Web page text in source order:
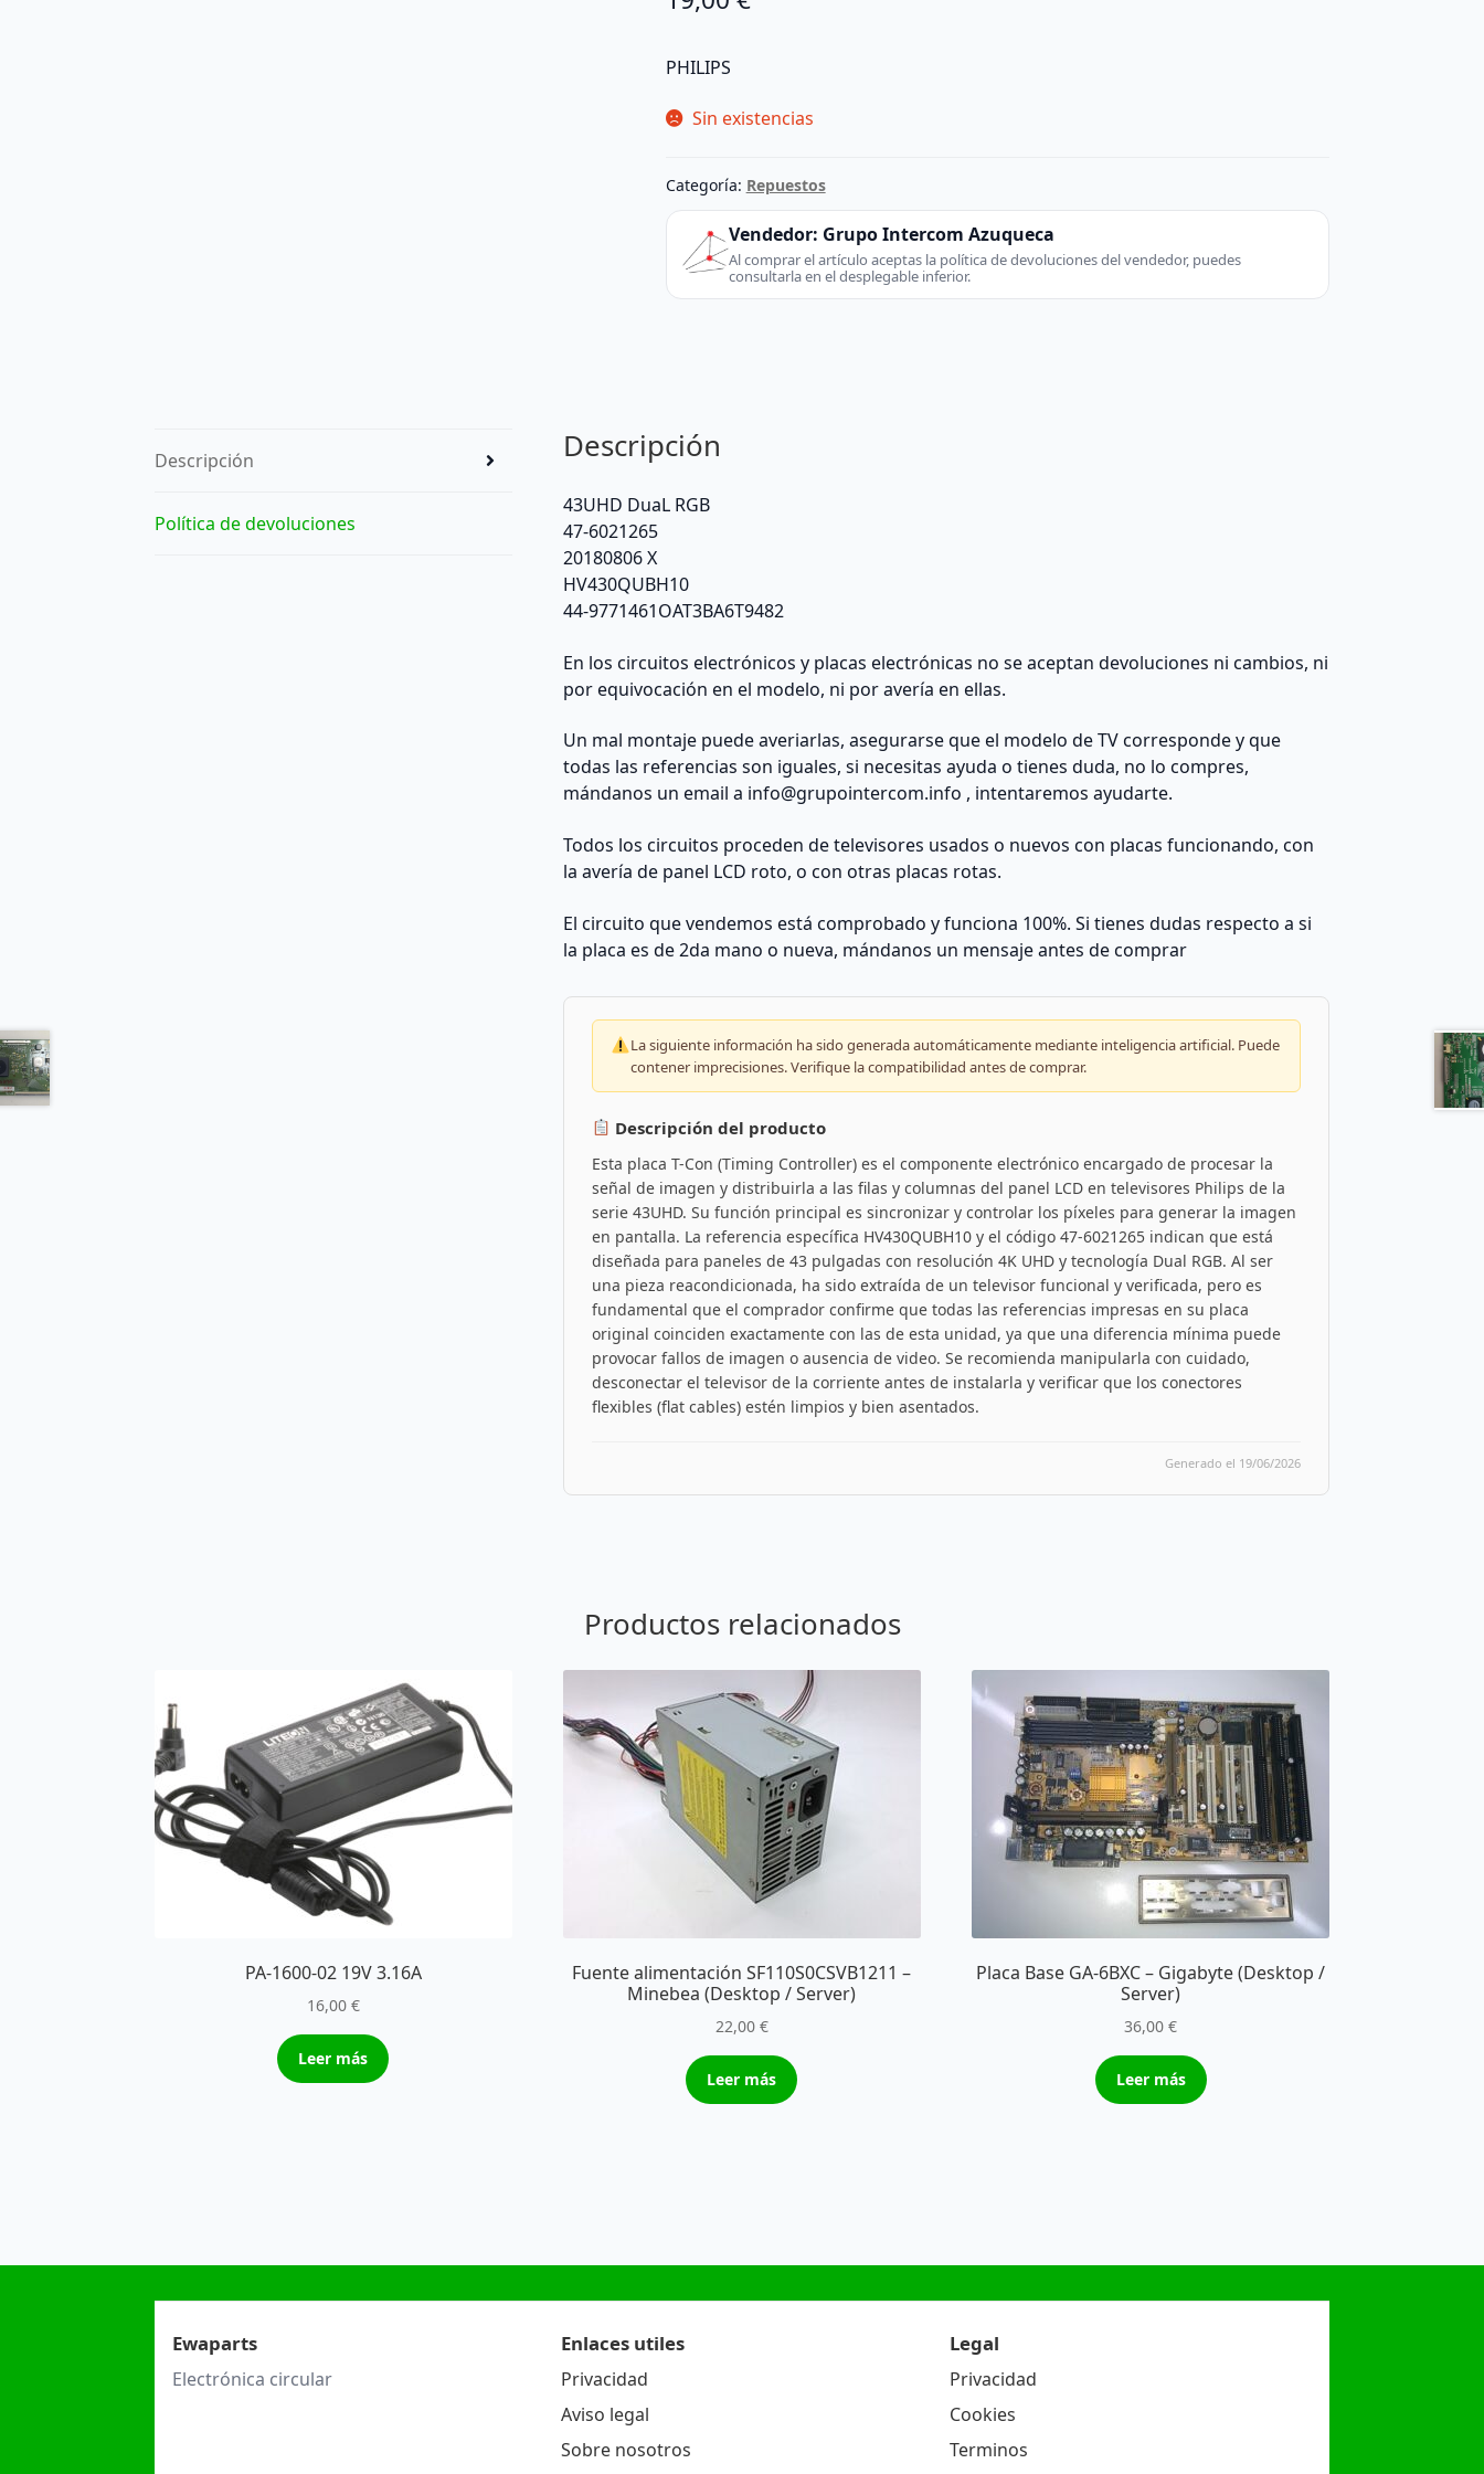
PHILIPS
Sin existencias
Categoría: Repuestos
Vendedor: Grupo Intercom Azuqueca
Al comprar el artículo aceptas la política de devoluciones del vendedor, puedes
consultarla en el desplegable inferior.
Descripción
Política de devoluciones
Descripción
43UHD DuaL RGB
47-6021265
20180806 X
HV430QUBH10
44-9771461OAT3BA6T9482
En los circuitos electrónicos y placas electrónicas no se aceptan devoluciones ni cambios, ni
por equivocación en el modelo, ni por avería en ellas.
Un mal montaje puede averiarlas, asegurarse que el modelo de TV corresponde y que
todas las referencias son iguales, si necesitas ayuda o tienes duda, no lo compres,
mándanos un email a info@grupointercom.info , intentaremos ayudarte.
Todos los circuitos proceden de televisores usados o nuevos con placas funcionando, con
la avería de panel LCD roto, o con otras placas rotas.
El circuito que vendemos está comprobado y funciona 100%. Si tienes dudas respecto a si
la placa es de 2da mano o nueva, mándanos un mensaje antes de comprar
La siguiente información ha sido generada automáticamente mediante inteligencia artificial. Puede
contener imprecisiones. Verifique la compatibilidad antes de comprar.
Descripción del producto
Esta placa T-Con (Timing Controller) es el componente electrónico encargado de procesar la
señal de imagen y distribuirla a las filas y columnas del panel LCD en televisores Philips de la
serie 43UHD. Su función principal es sincronizar y controlar los píxeles para generar la imagen
en pantalla. La referencia específica HV430QUBH10 y el código 47-6021265 indican que está
diseñada para paneles de 43 pulgadas con resolución 4K UHD y tecnología Dual RGB. Al ser
una pieza reacondicionada, ha sido extraída de un televisor funcional y verificada, pero es
fundamental que el comprador confirme que todas las referencias impresas en su placa
original coinciden exactamente con las de esta unidad, ya que una diferencia mínima puede
provocar fallos de imagen o ausencia de video. Se recomienda manipularla con cuidado,
desconectar el televisor de la corriente antes de instalarla y verificar que los conectores
flexibles (flat cables) estén limpios y bien asentados.
Generado el 19/06/2026
Productos relacionados
PA-1600-02 19V 3.16A
16,00 €
Leer más
Fuente alimentación SF110S0CSVB1211 –
Minebea (Desktop / Server)
22,00 €
Leer más
Placa Base GA-6BXC – Gigabyte (Desktop /
Server)
36,00€
Leer más
Ewaparts
Electrónica circular
Enlaces utiles
Privacidad
Aviso legal
Sobre nosotros
Legal
Privacidad
Cookies
Terminos